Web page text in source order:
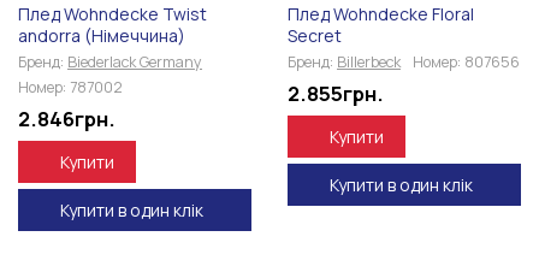
Плед Wohndecke Twist
andorra (Німеччина)
Бренд: Biederlack Germany
Номер: 787002
2.846грн.
Купити
Купити в один клік
Плед Wohndecke Floral
Secret
Бренд: Billerbeck Номер: 807656
2.855грн.
Купити
Купити в один клік